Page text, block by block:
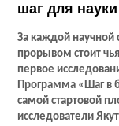
шаг для науки
За каждой научной
прорывом стоит
первое
Программа «Шаг в
самой стартовой
исследователи